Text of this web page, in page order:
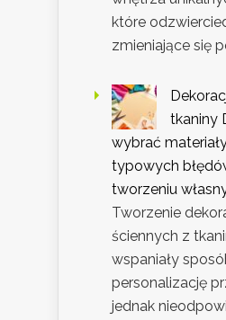
które
zmieniające się
tkaniny
wybrać
typowych
tworzeniu
Tworzenie
ściennych z
wspaniały
personalizację
jednak